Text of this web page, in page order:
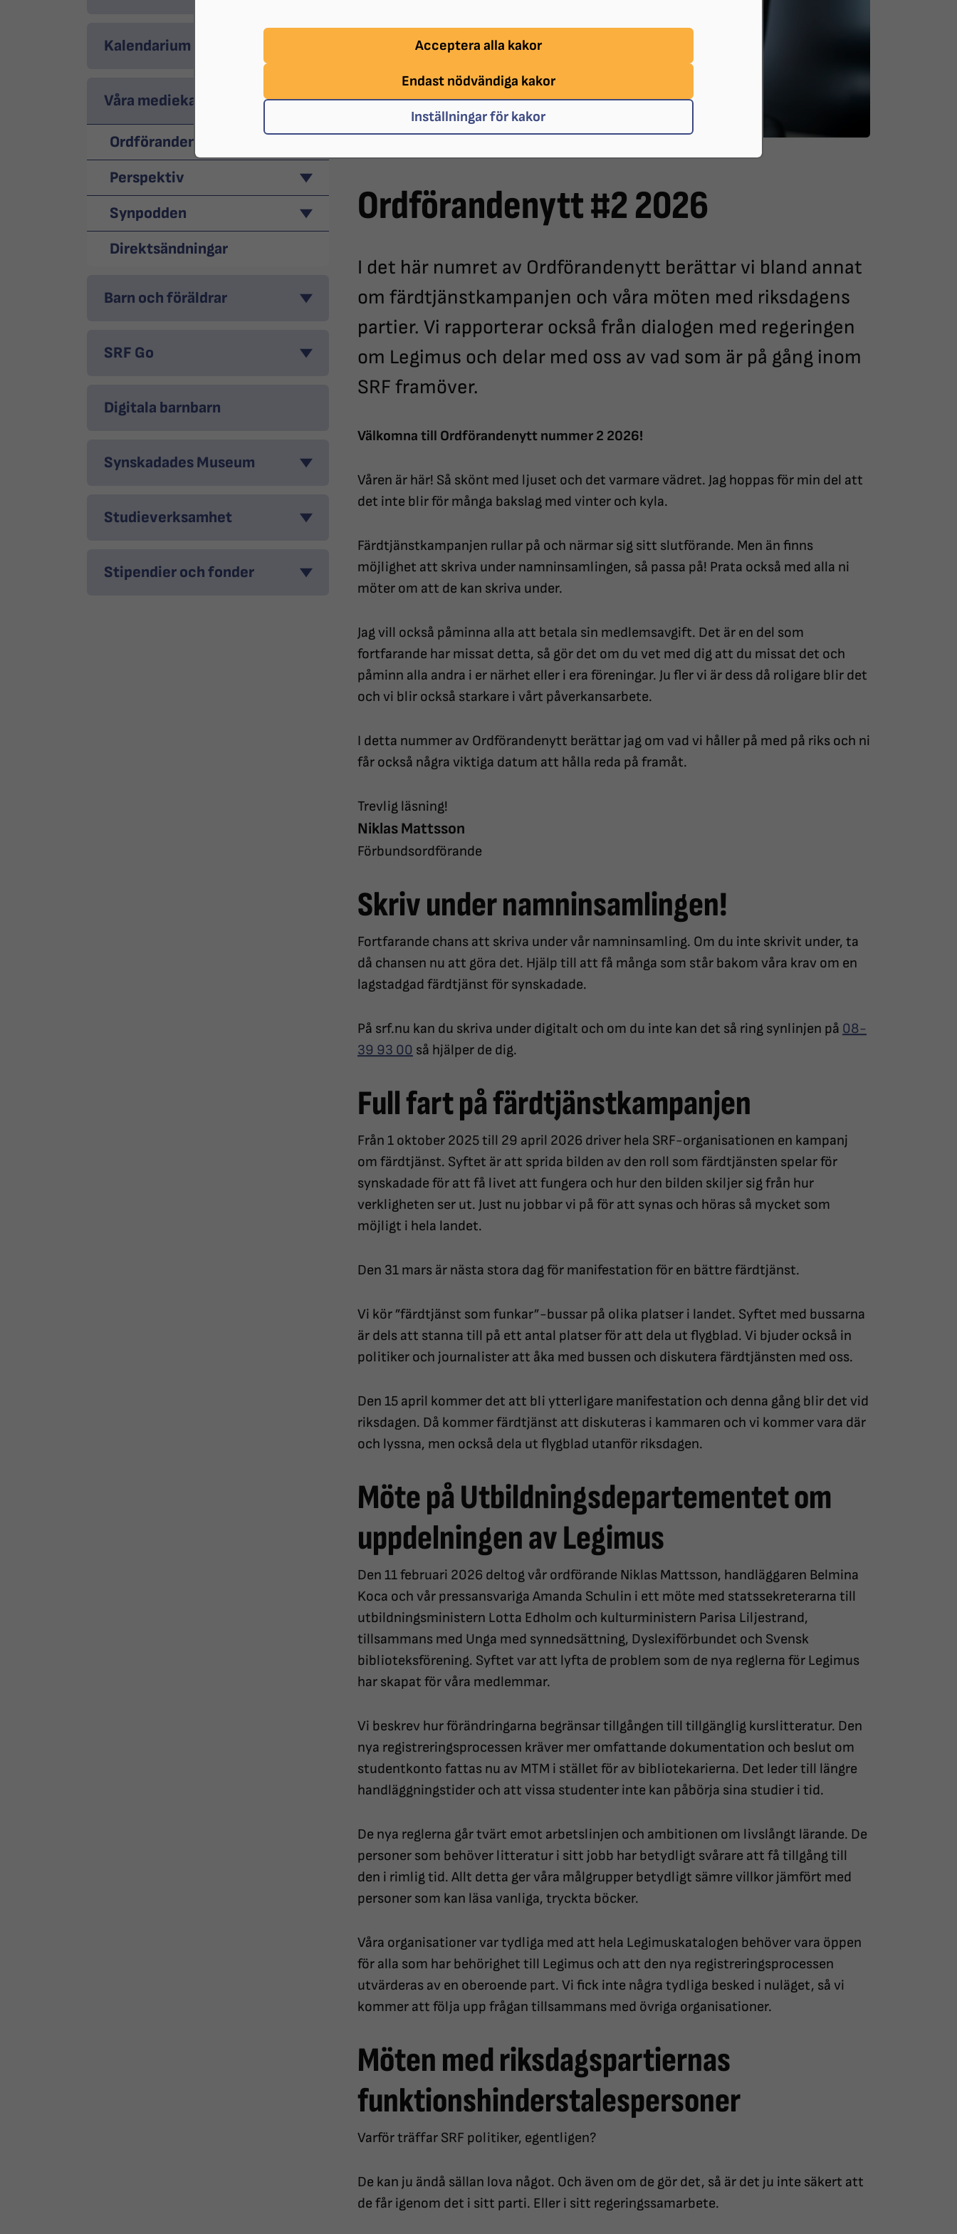
Acceptera alla kakor
Endast nödvändiga kakor
Inställningar för kakor
Kalendarium
Våra mediekanaler
Ordförandenytt
Perspektiv
Synpodden
Direktsändningar
Barn och föräldrar
SRF Go
Digitala barnbarn
Synskadades Museum
Studieverksamhet
Stipendier och fonder
Ordförandenytt #2 2026
I det här numret av Ordförandenytt berättar vi bland annat
om färdtjänstkampanjen och våra möten med riksdagens
partier. Vi rapporterar också från dialogen med regeringen
om Legimus och delar med oss av vad som är på gång inom
SRF framöver.
Välkomna till Ordförandenytt nummer 2 2026!
Våren är här! Så skönt med ljuset och det varmare vädret. Jag hoppas för min del att
det inte blir för många bakslag med vinter och kyla.
Färdtjänstkampanjen rullar på och närmar sig sitt slutförande. Men än finns
möjlighet att skriva under namninsamlingen, så passa på! Prata också med alla ni
möter om att de kan skriva under.
Jag vill också påminna alla att betala sin medlemsavgift. Det är en del som
fortfarande har missat detta, så gör det om du vet med dig att du missat det och
påminn alla andra i er närhet eller i era föreningar. Ju fler vi är dess då roligare blir det
och vi blir också starkare i vårt påverkansarbete.
I detta nummer av Ordförandenytt berättar jag om vad vi håller på med på riks och ni
får också några viktiga datum att hålla reda på framåt.
Trevlig läsning!
Niklas Mattsson
Förbundsordförande
Skriv under namninsamlingen!
Fortfarande chans att skriva under vår namninsamling. Om du inte skrivit under, ta
då chansen nu att göra det. Hjälp till att få många som står bakom våra krav om en
lagstadgad färdtjänst för synskadade.
På srf.nu kan du skriva under digitalt och om du inte kan det så ring synlinjen på 08-
39 93 00 så hjälper de dig.
Full fart på färdtjänstkampanjen
Från 1 oktober 2025 till 29 april 2026 driver hela SRF-organisationen en kampanj
om färdtjänst. Syftet är att sprida bilden av den roll som färdtjänsten spelar för
synskadade för att få livet att fungera och hur den bilden skiljer sig från hur
verkligheten ser ut. Just nu jobbar vi på för att synas och höras så mycket som
möjligt i hela landet.
Den 31 mars är nästa stora dag för manifestation för en bättre färdtjänst.
Vi kör ”färdtjänst som funkar”-bussar på olika platser i landet. Syftet med bussarna
är dels att stanna till på ett antal platser för att dela ut flygblad. Vi bjuder också in
politiker och journalister att åka med bussen och diskutera färdtjänsten med oss.
Den 15 april kommer det att bli ytterligare manifestation och denna gång blir det vid
riksdagen. Då kommer färdtjänst att diskuteras i kammaren och vi kommer vara där
och lyssna, men också dela ut flygblad utanför riksdagen.
Möte på Utbildningsdepartementet om
uppdelningen av Legimus
Den 11 februari 2026 deltog vår ordförande Niklas Mattsson, handläggaren Belmina
Koca och vår pressansvariga Amanda Schulin i ett möte med statssekreterarna till
utbildningsministern Lotta Edholm och kulturministern Parisa Liljestrand,
tillsammans med Unga med synnedsättning, Dyslexiförbundet och Svensk
biblioteksförening. Syftet var att lyfta de problem som de nya reglerna för Legimus
har skapat för våra medlemmar.
Vi beskrev hur förändringarna begränsar tillgången till tillgänglig kurslitteratur. Den
nya registreringsprocessen kräver mer omfattande dokumentation och beslut om
studentkonto fattas nu av MTM i stället för av bibliotekarierna. Det leder till längre
handläggningstider och att vissa studenter inte kan påbörja sina studier i tid.
De nya reglerna går tvärt emot arbetslinjen och ambitionen om livslångt lärande. De
personer som behöver litteratur i sitt jobb har betydligt svårare att få tillgång till
den i rimlig tid. Allt detta ger våra målgrupper betydligt sämre villkor jämfört med
personer som kan läsa vanliga, tryckta böcker.
Våra organisationer var tydliga med att hela Legimuskatalogen behöver vara öppen
för alla som har behörighet till Legimus och att den nya registreringsprocessen
utvärderas av en oberoende part. Vi fick inte några tydliga besked i nuläget, så vi
kommer att följa upp frågan tillsammans med övriga organisationer.
Möten med riksdagspartiernas
funktionshinderstalespersoner
Varför träffar SRF politiker, egentligen?
De kan ju ändå sällan lova något. Och även om de gör det, så är det ju inte säkert att
de får igenom det i sitt parti. Eller i sitt regeringssamarbete.